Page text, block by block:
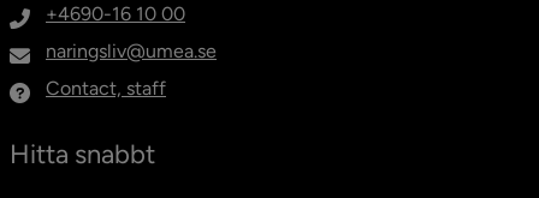
+4690-16 10 00
naringsliv@umea.se
Contact, staff
Hitta snabbt